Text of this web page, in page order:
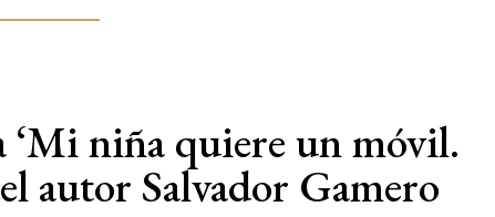
‘Mi niña quiere un móvil.
autor Salvador Gamero